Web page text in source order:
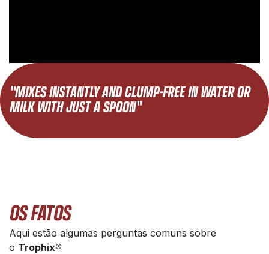
"MIXES INSTANTLY AND CLUMP-FREE IN WATER OR
MILK WITH JUST A SPOON"
OS FATOS
Aqui estão algumas perguntas comuns sobre
o Trophix®